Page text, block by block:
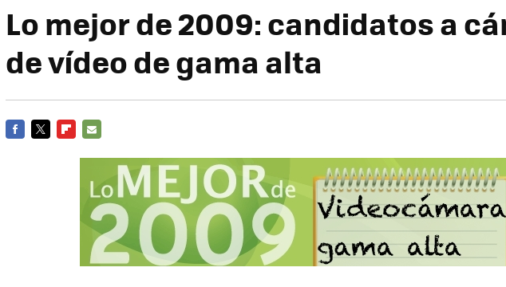
Lo mejor de 2009: candidatos a
de vídeo de gama alta